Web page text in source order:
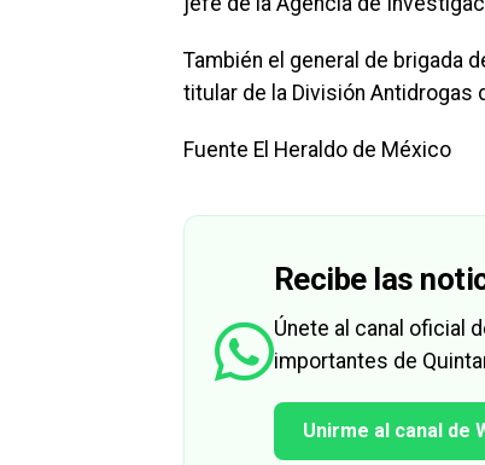
También el general de brigada
titular de la División Antidrogas
Fuente El Heraldo de México
Recibe las
Únete al canal oficial
importantes de
Unirme al canal de